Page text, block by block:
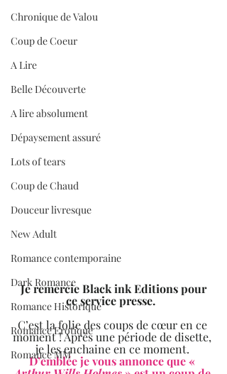
Chronique de Valou
Coup de Coeur
A Lire
Belle Découverte
A lire absolument
Dépaysement assuré
Lots of tears
Coup de Chaud
Douceur livresque
New Adult
Romance contemporaine
Dark Romance
Romance Historique
Romance Erotique
Romance MM
Je remercie Black ink Editions pour
ce service presse.
C’est la folie des coups de cœur en ce
moment ! Après une période de disette,
je les enchaine en ce moment.
D’emblée je vous annonce que «